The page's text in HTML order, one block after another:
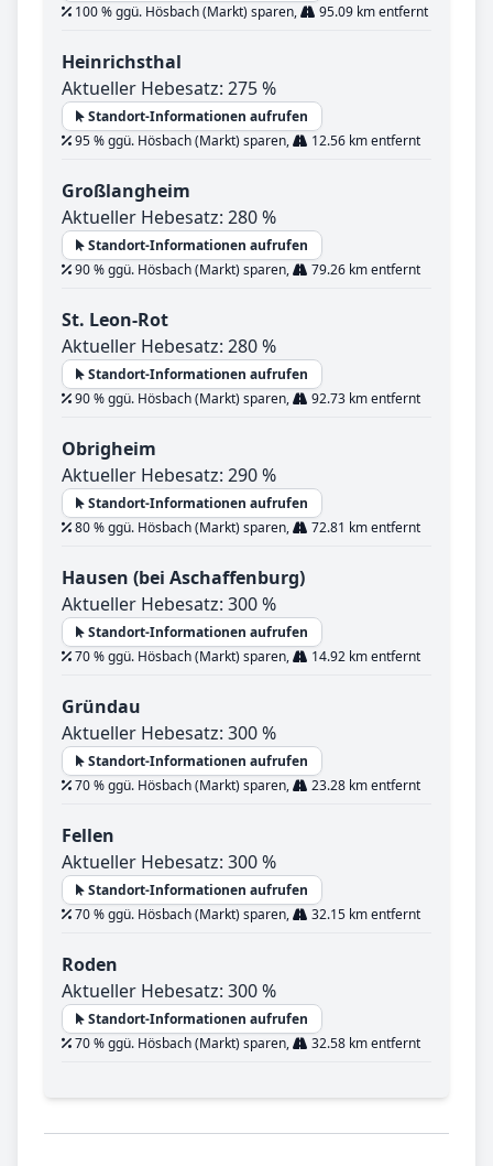
100 % ggü. Hösbach (Markt) sparen,
95.09 km entfernt
Heinrichsthal
Aktueller Hebesatz: 275 %
Standort-Informationen aufrufen
95 % ggü. Hösbach (Markt) sparen,
12.56 km entfernt
Großlangheim
Aktueller Hebesatz: 280 %
Standort-Informationen aufrufen
90 % ggü. Hösbach (Markt) sparen,
79.26 km entfernt
St. Leon-Rot
Aktueller Hebesatz: 280 %
Standort-Informationen aufrufen
90 % ggü. Hösbach (Markt) sparen,
92.73 km entfernt
Obrigheim
Aktueller Hebesatz: 290 %
Standort-Informationen aufrufen
80 % ggü. Hösbach (Markt) sparen,
72.81 km entfernt
Hausen (bei Aschaffenburg)
Aktueller Hebesatz: 300 %
Standort-Informationen aufrufen
70 % ggü. Hösbach (Markt) sparen,
14.92 km entfernt
Gründau
Aktueller Hebesatz: 300 %
Standort-Informationen aufrufen
70 % ggü. Hösbach (Markt) sparen,
23.28 km entfernt
Fellen
Aktueller Hebesatz: 300 %
Standort-Informationen aufrufen
70 % ggü. Hösbach (Markt) sparen,
32.15 km entfernt
Roden
Aktueller Hebesatz: 300 %
Standort-Informationen aufrufen
70 % ggü. Hösbach (Markt) sparen,
32.58 km entfernt